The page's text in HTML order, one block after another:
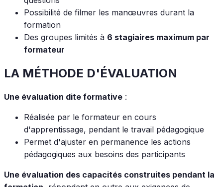
Possibilité de filmer les manœuvres durant la
formation
Des groupes limités à 6 stagiaires maximum par
formateur
LA MÉTHODE D'ÉVALUATION
Une évaluation dite formative :
Réalisée par le formateur en cours
d'apprentissage, pendant le travail pédagogique
Permet d'ajuster en permanence les actions
pédagogiques aux besoins des participants
Une évaluation des capacités construites pendant la